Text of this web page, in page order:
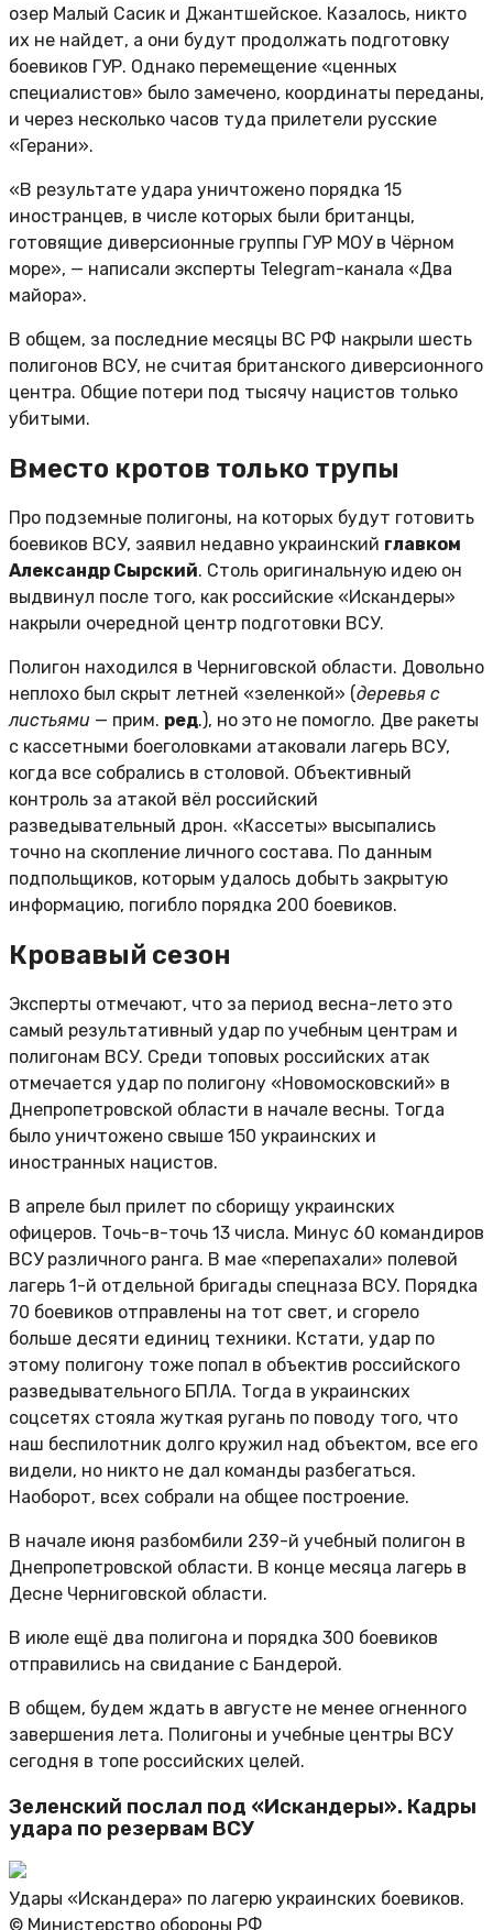
озер Малый Сасик и Джантшейское. Казалось, никто
их не найдет, а они будут продолжать подготовку
боевиков ГУР. Однако перемещение «ценных
специалистов» было замечено, координаты переданы,
и через несколько часов туда прилетели русские
«Герани».
«В результате удара уничтожено порядка 15
иностранцев, в числе которых были британцы,
готовящие диверсионные группы ГУР МОУ в Чёрном
море», — написали эксперты Telegram-канала «Два
майора».
В общем, за последние месяцы ВС РФ накрыли шесть
полигонов ВСУ, не считая британского диверсионного
центра. Общие потери под тысячу нацистов только
убитыми.
Вместо кротов только трупы
Про подземные полигоны, на которых будут готовить
боевиков ВСУ, заявил недавно украинский главком
Александр Сырский. Столь оригинальную идею он
выдвинул после того, как российские «Искандеры»
накрыли очередной центр подготовки ВСУ.
Полигон находился в Черниговской области. Довольно
неплохо был скрыт летней «зеленкой» (деревья с
листьями — прим. ред.), но это не помогло. Две ракеты
с кассетными боеголовками атаковали лагерь ВСУ,
когда все собрались в столовой. Объективный
контроль за атакой вёл российский
разведывательный дрон. «Кассеты» высыпались
точно на скопление личного состава. По данным
подпольщиков, которым удалось добыть закрытую
информацию, погибло порядка 200 боевиков.
Кровавый сезон
Эксперты отмечают, что за период весна-лето это
самый результативный удар по учебным центрам и
полигонам ВСУ. Среди топовых российских атак
отмечается удар по полигону «Новомосковский» в
Днепропетровской области в начале весны. Тогда
было уничтожено свыше 150 украинских и
иностранных нацистов.
В апреле был прилет по сборищу украинских
офицеров. Точь-в-точь 13 числа. Минус 60 командиров
ВСУ различного ранга. В мае «перепахали» полевой
лагерь 1-й отдельной бригады спецназа ВСУ. Порядка
70 боевиков отправлены на тот свет, и сгорело
больше десяти единиц техники. Кстати, удар по
этому полигону тоже попал в объектив российского
разведывательного БПЛА. Тогда в украинских
соцсетях стояла жуткая ругань по поводу того, что
наш беспилотник долго кружил над объектом, все его
видели, но никто не дал команды разбегаться.
Наоборот, всех собрали на общее построение.
В начале июня разбомбили 239-й учебный полигон в
Днепропетровской области. В конце месяца лагерь в
Десне Черниговской области.
В июле ещё два полигона и порядка 300 боевиков
отправились на свидание с Бандерой.
В общем, будем ждать в августе не менее огненного
завершения лета. Полигоны и учебные центры ВСУ
сегодня в топе российских целей.
Зеленский послал под «Искандеры». Кадры
удара по резервам ВСУ
Удары «Искандера» по лагерю украинских боевиков.
© Министерство обороны РФ